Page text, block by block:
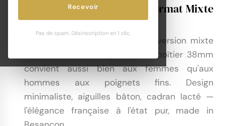
Recevoir
Pas de spam. Désinscription en 1 clic.
LIP Dauphine 38mm : Le Format Mixte
Parfait
est la version mixte
de la collection Dauphine. Son boîtier 38mm
convient aussi bien aux femmes qu'aux
hommes aux poignets fins. Design
minimaliste, aiguilles bâton, cadran lacté —
l'élégance française à l'état pur, made in